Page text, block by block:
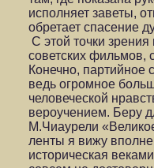
исполняет заветы,
обретает спасение
С этой точки
советских фильмов,
Конечно, партийное
ведь огромное
человеческой
вероучением. Беру
М.Чиаурели
ленты я вижу
историческая